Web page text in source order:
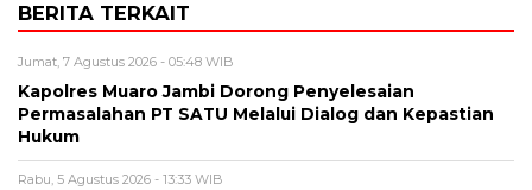
BERITA TERKAIT
Jumat, 7 Agustus 2026 - 05:48 WIB
Kapolres Muaro Jambi Dorong Penyelesaian
Permasalahan PT SATU Melalui Dialog dan Kepastian
Hukum
Rabu, 5 Agustus 2026 - 13:33 WIB